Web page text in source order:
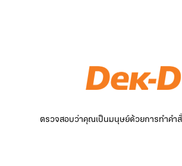
ตรวจสอบว่าคุณเป็นมนุษย์ด้วยการทำคำสั่